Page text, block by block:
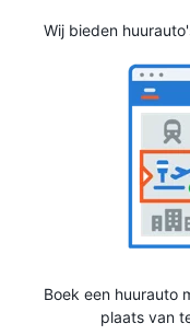
Wij bieden
Boek een huurauto
plaats van